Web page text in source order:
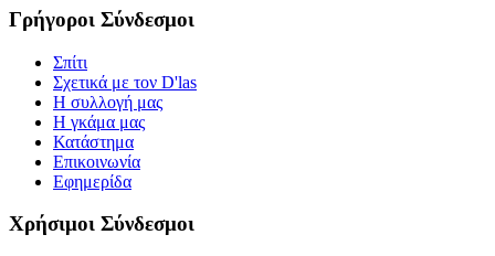
Γρήγοροι Σύνδεσμοι
Σπίτι
Σχετικά με τον D'las
Η συλλογή μας
Η γκάμα μας
Κατάστημα
Επικοινωνία
Εφημερίδα
Χρήσιμοι Σύνδεσμοι